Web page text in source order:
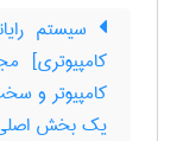
سیستم
کامپیوتری]
کامپیوتر و
یک بخش اصلی